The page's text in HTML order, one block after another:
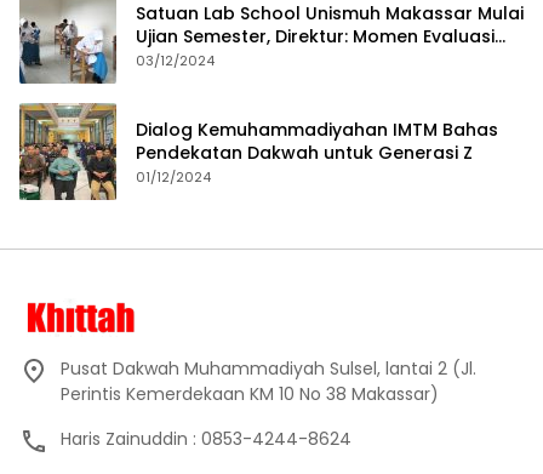
Satuan Lab School Unismuh Makassar Mulai
Ujian Semester, Direktur: Momen Evaluasi
Proses Pembelajaran
03/12/2024
Dialog Kemuhammadiyahan IMTM Bahas
Pendekatan Dakwah untuk Generasi Z
01/12/2024
Pusat Dakwah Muhammadiyah Sulsel, lantai 2 (Jl.
Perintis Kemerdekaan KM 10 No 38 Makassar)
Haris Zainuddin : 0853-4244-8624